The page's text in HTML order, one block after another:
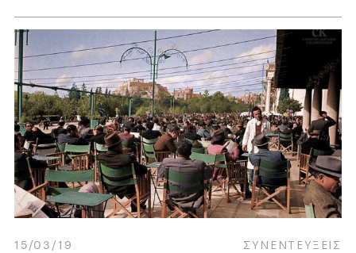
15/03/19 ΣΥΝΕΝΤΕΥΞΕΙΣ